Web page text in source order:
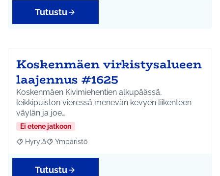
Tutustu
Koskenmäen virkistysalueen
laajennus #1625
Koskenmäen Kivimiehentien alkupäässä,
leikkipuiston vieressä menevän kevyen liikenteen
väylän ja joe…
Ei etene jatkoon
Rajaa tulokset aihepiirin mukaan: Hyrylä
Hyrylä Rajaa tulokset teeman mukaan: Ympäristö
Ympäristö
Tutustu